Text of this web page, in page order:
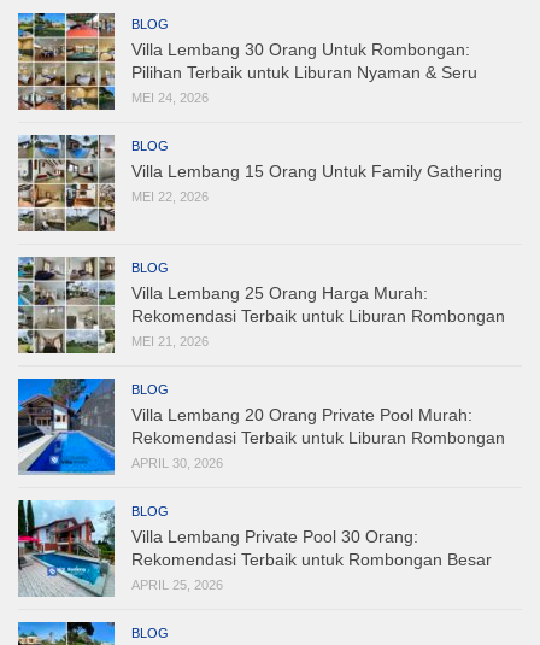
BLOG
Villa Lembang 30 Orang Untuk Rombongan:
Pilihan Terbaik untuk Liburan Nyaman & Seru
MEI 24, 2026
BLOG
Villa Lembang 15 Orang Untuk Family Gathering
MEI 22, 2026
BLOG
Villa Lembang 25 Orang Harga Murah:
Rekomendasi Terbaik untuk Liburan Rombongan
MEI 21, 2026
BLOG
Villa Lembang 20 Orang Private Pool Murah:
Rekomendasi Terbaik untuk Liburan Rombongan
APRIL 30, 2026
BLOG
Villa Lembang Private Pool 30 Orang:
Rekomendasi Terbaik untuk Rombongan Besar
APRIL 25, 2026
BLOG